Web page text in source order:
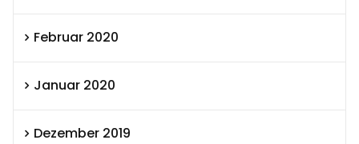
Februar 2020
Januar 2020
Dezember 2019